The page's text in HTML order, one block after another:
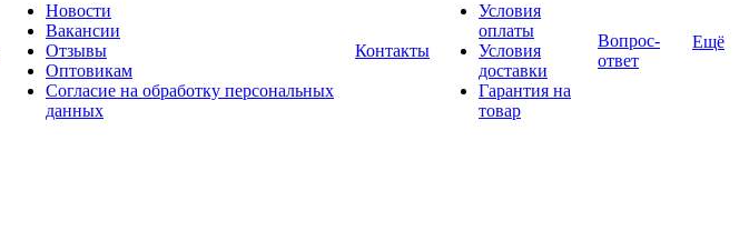
Новости
Вакансии
Отзывы
Оптовикам
Cогласие на обработку персональных
данных
Контакты
Условия
оплаты
Условия
доставки
Гарантия на
товар
Вопрос-
ответ
Ещё